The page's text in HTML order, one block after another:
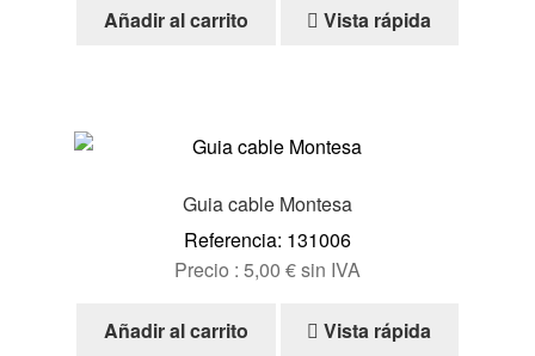
Añadir al carrito Vista rápida
Guia cable Montesa
Referencia: 131006
Precio : 5,00 €sin IVA
Añadir al carrito Vista rápida